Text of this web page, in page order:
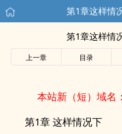
第1章这样情
第1章这样情
上一章 目录
本站新（短）域
第1章 这样情况下